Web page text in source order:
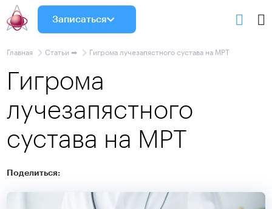
Записаться
Главная Статьи ➡ Гигрома лучезапястного сустава на МРТ
Гигрома
лучезапястного
сустава на МРТ
Поделиться: